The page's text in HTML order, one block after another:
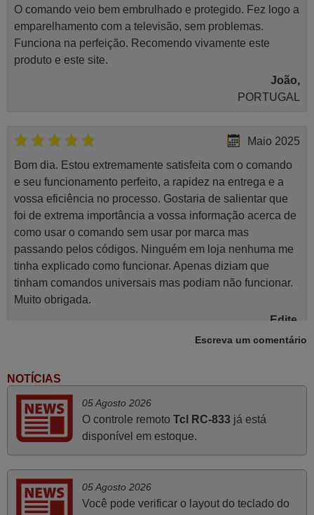
O comando veio bem embrulhado e protegido. Fez logo a
emparelhamento com a televisão, sem problemas.
Funciona na perfeição. Recomendo vivamente este
produto e este site.
João,
PORTUGAL
Maio 2025
Bom dia. Estou extremamente satisfeita com o comando
e seu funcionamento perfeito, a rapidez na entrega e a
vossa eficiência no processo. Gostaria de salientar que
foi de extrema importância a vossa informação acerca de
como usar o comando sem usar por marca mas
passando pelos códigos. Ninguém em loja nenhuma me
tinha explicado como funcionar. Apenas diziam que
tinham comandos universais mas podiam não funcionar.
Muito obrigada.
Edite,
PORTUGAL
Ótimo produto!! Não precisa fazer nenhuma
programação. Recomendo muito!!
PORTUGAL
Julho 2025
Escreva um comentário
NOTÍCIAS
05 Agosto 2026
O controle remoto Tcl RC-833já está
disponível em estoque.
05 Agosto 2026
Você pode verificar o layout do teclado do